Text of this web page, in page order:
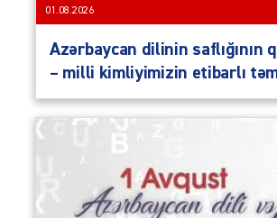
01.08.2026
Azərbaycan dilinin saflığının
– milli kimliyimizin etibarlı